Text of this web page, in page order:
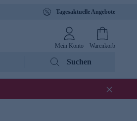
Tagesaktuelle Angebote
Mein Konto Warenkorb
Suchen